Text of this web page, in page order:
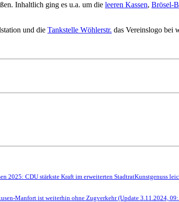
Inhaltlich ging es u.a. um die leeren Kassen, Brösel-
und die Tankstelle Wöhlerstr. das Vereinslogo bei
2025: CDU stärkste Kraft im erweiterten StadtratKunstgenuss
Manfort ist weiterhin ohne Zugverkehr (Update 3.11.2024,